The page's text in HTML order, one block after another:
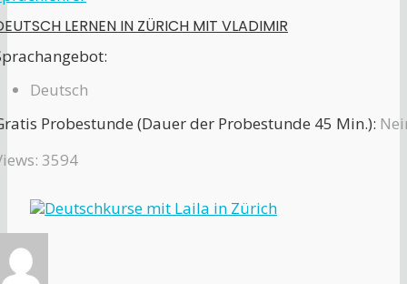
LERNEN IN ZÜRICH MIT VLADIMIR
Deutsch
Probestunde (Dauer der Probestunde 45 Min.):
3594